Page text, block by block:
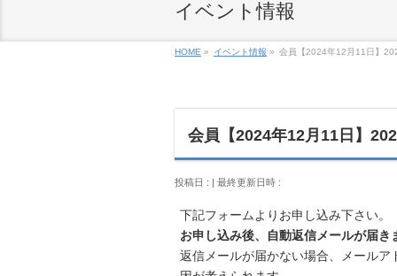
イベント情報
HOME » イベント情報 » 会員【2024年12月11日】
会員【2024年12月11日】
投稿日 : 最終更新日時 :
下記フォームよりお申し込み下さい。
お申し込み後、自動返信メールが届
返信メールが届かない場合、メール